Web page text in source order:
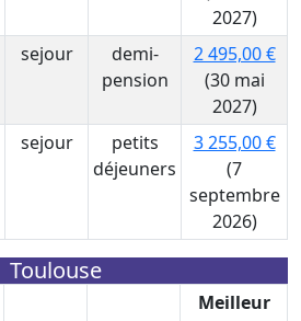
2027)
sejour
demi-
pension
2 495,00 €
(30 mai
2027)
sejour
petits
déjeuners
3 255,00 €
(7
septembre
2026)
Toulouse
Meilleur